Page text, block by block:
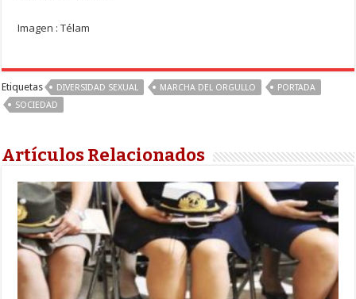
Imagen : Télam
Etiquetas DIVERSIDAD SEXUAL MARCHA DEL ORGULLO
PORTADA
SOCIEDAD
Artículos Relacionados